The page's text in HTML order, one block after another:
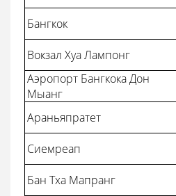
Бангкок
Вокзал Хуа Лампонг
Аэропорт Бангкока Дон
Мыанг
Араньяпратет
Сиемреап
Бан Тха Мапранг